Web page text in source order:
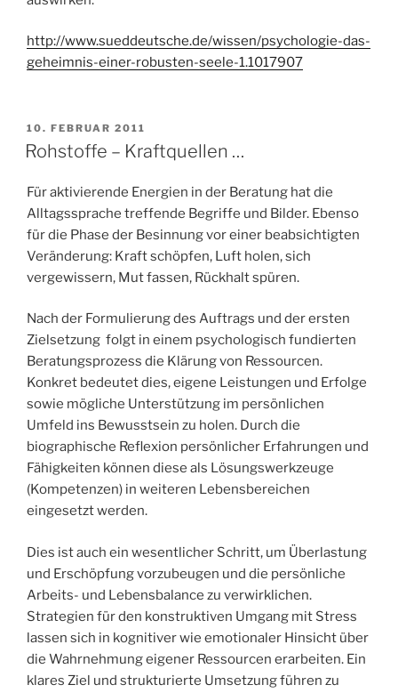
http://www.sueddeutsche.de/wissen/psychologie-das-
geheimnis-einer-robusten-seele-1.1017907
VERÖFFENTLICHT
AM
10. FEBRUAR 2011
Rohstoffe – Kraftquellen …
Für aktivierende Energien in der Beratung hat die
Alltagssprache treffende Begriffe und Bilder. Ebenso
für die Phase der Besinnung vor einer beabsichtigten
Veränderung: Kraft schöpfen, Luft holen, sich
vergewissern, Mut fassen, Rückhalt spüren.
Nach der Formulierung des Auftrags und der ersten
Zielsetzung folgt in einem psychologisch fundierten
Beratungsprozess die Klärung von Ressourcen.
Konkret bedeutet dies, eigene Leistungen und Erfolge
sowie mögliche Unterstützung im persönlichen
Umfeld ins Bewusstsein zu holen. Durch die
biographische Reflexion persönlicher Erfahrungen und
Fähigkeiten können diese als Lösungswerkzeuge
(Kompetenzen) in weiteren Lebensbereichen
eingesetzt werden.
Dies ist auch ein wesentlicher Schritt, um Überlastung
und Erschöpfung vorzubeugen und die persönliche
Arbeits- und Lebensbalance zu verwirklichen.
Strategien für den konstruktiven Umgang mit Stress
lassen sich in kognitiver wie emotionaler Hinsicht über
die Wahrnehmung eigener Ressourcen erarbeiten. Ein
klares Ziel und strukturierte Umsetzung führen zu